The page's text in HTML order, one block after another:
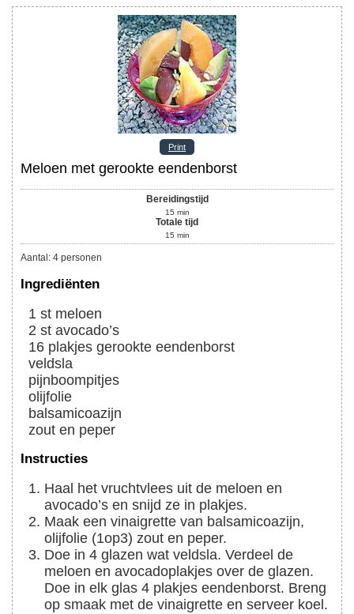
Print
Meloen met gerookte eendenborst
Bereidingstijd
15 min
Totale tijd
15 min
Aantal : 4 personen
Ingrediënten
1 st meloen
2 st avocado’s
16 plakjes gerookte eendenborst
veldsla
pijnboompitjes
olijfolie
balsamicoazijn
zout en peper
Instructies
Haal het vruchtvlees uit de meloen en
avocado’s en snijd ze in plakjes.
Maak een vinaigrette van balsamicoazijn,
olijfolie (1op3) zout en peper.
Doe in 4 glazen wat veldsla. Verdeel de
meloen en avocadoplakjes over de glazen.
Doe in elk glas 4 plakjes eendenborst. Breng
op smaak met de vinaigrette en serveer koel.